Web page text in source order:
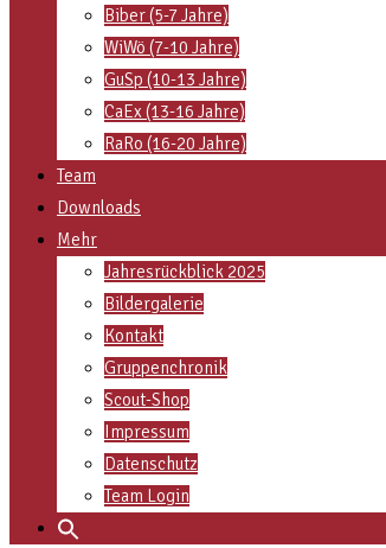
Biber (5-7 Jahre)
WiWö (7-10 Jahre)
GuSp (10-13 Jahre)
CaEx (13-16 Jahre)
RaRo (16-20 Jahre)
Team
Downloads
Mehr
Jahresrückblick 2025
Bildergalerie
Kontakt
Gruppenchronik
Scout-Shop
Impressum
Datenschutz
Team Login